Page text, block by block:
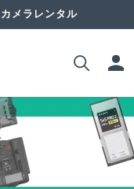
メラレンタル
ロ
グ
イ